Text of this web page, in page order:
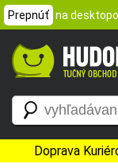
Prepnúť na
Doprava